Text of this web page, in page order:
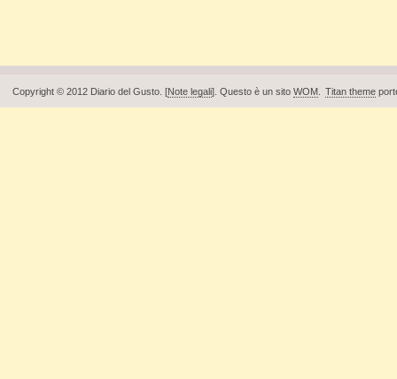
Copyright © 2012 Diario del Gusto. [Note legali]. Questo è un sito WOM Titan theme